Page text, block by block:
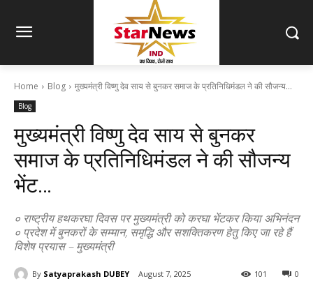
Home Blog मुख्यमंत्री विष्णु देव साय से बुनकर समाज के प्रतिनिधिमंडल ने की सौजन्य...
Blog
मुख्यमंत्री विष्णु देव साय से बुनकर
समाज के प्रतिनिधिमंडल ने की सौजन्य
भेंट…
० राष्ट्रीय हथकरघा दिवस पर मुख्यमंत्री को करघा भेंटकर किया अभिनंदन
० प्रदेश में बुनकरों के सम्मान, समृद्धि और सशक्तिकरण हेतु किए जा रहे हैं
विशेष प्रयास – मुख्यमंत्री
By Satyaprakash DUBEY August 7, 2025 0
101